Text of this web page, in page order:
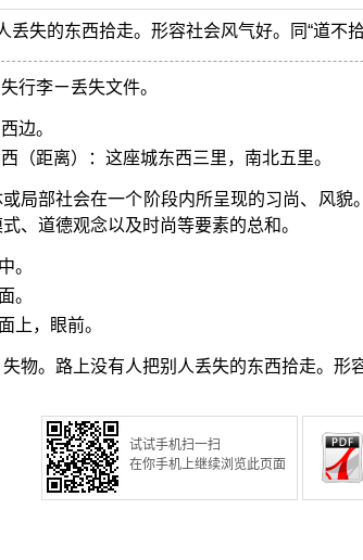
丢失的东西拾走。形容社会风气好。同“道不拾
行李ㄧ丢失文件。
边。
（距离）：这座城东西三里，南北五里。
局部社会在一个阶段内所呈现的习尚、风
、道德观念以及时尚等要素的总和。
。
。
上，眼前。
物。路上没有人把别人丢失的东西拾走。形
试试手机扫一扫
在你手机上继续浏览此页面